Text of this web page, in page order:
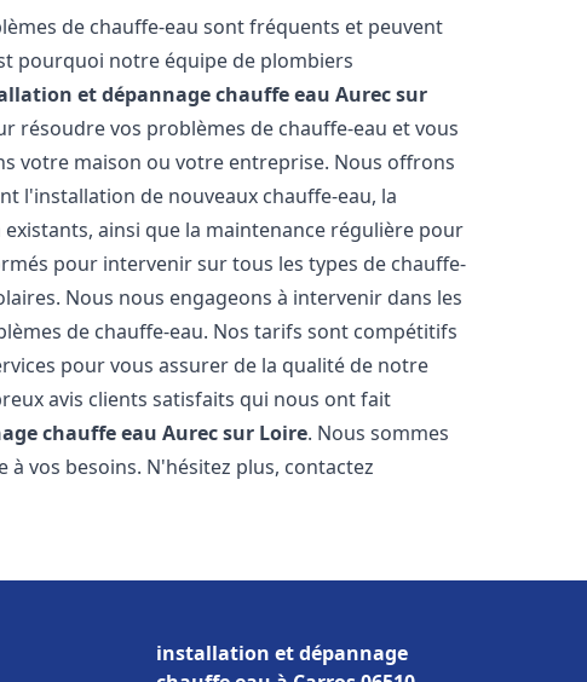
de chauffe-eau sont fréquents et peuvent
pourquoi notre équipe de plombiers
et dépannage chauffe eau Aurec sur
résoudre vos problèmes de chauffe-eau et vous
votre maison ou votre entreprise. Nous offrons
l'installation de nouveaux chauffe-eau, la
ainsi que la maintenance régulière pour
pour intervenir sur tous les types de chauffe-
Nous nous engageons à intervenir dans les
de chauffe-eau. Nos tarifs sont compétitifs
pour vous assurer de la qualité de notre
avis clients satisfaits qui nous ont fait
chauffe eau Aurec sur Loire. Nous sommes
vos besoins. N'hésitez plus, contactez
installation et dépannage